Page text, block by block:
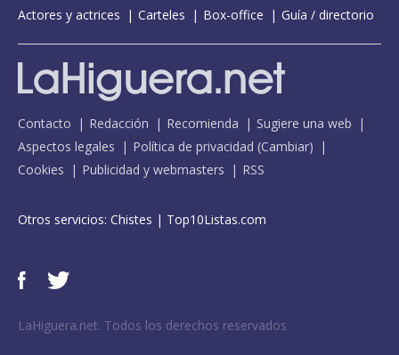
Actores y actrices
Carteles Box-office Guía / directorio
Contacto Redacción Recomienda
Sugiere una web
Aspectos legales
Política de privacidad (Cambiar)
Cookies
Publicidad y webmasters RSS
Otros servicios: Chistes | Top10Listas.com
LaHiguera.net. Todos los derechos reservados